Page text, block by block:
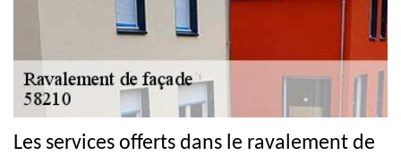
Les services offerts dans le ravalement de